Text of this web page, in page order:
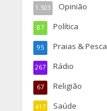
Opinião
1.503
Política
87
Praias & Pesca
95
Rádio
267
Religião
67
Saúde
417